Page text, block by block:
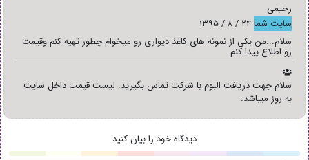
رحیمی
سایت شما ۲۴ / ۸ / ۱۳۹۵
سلام...من بکی از نمونه های کاغذ دیواری رو میخوام چطور تهیه کنم وقیمت
رو اطلاع پیدا کنم
سلام جهت دريافت البوم با شركت تماس بگيريد. ليست قيمت داخل سايت
به روز ميباشد.
دیدگاه خود را بیان کنید